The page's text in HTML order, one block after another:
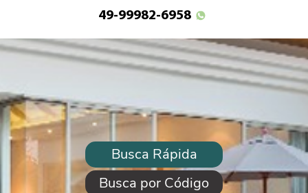
49-99982-6958
Busca Rápida
Busca por Código